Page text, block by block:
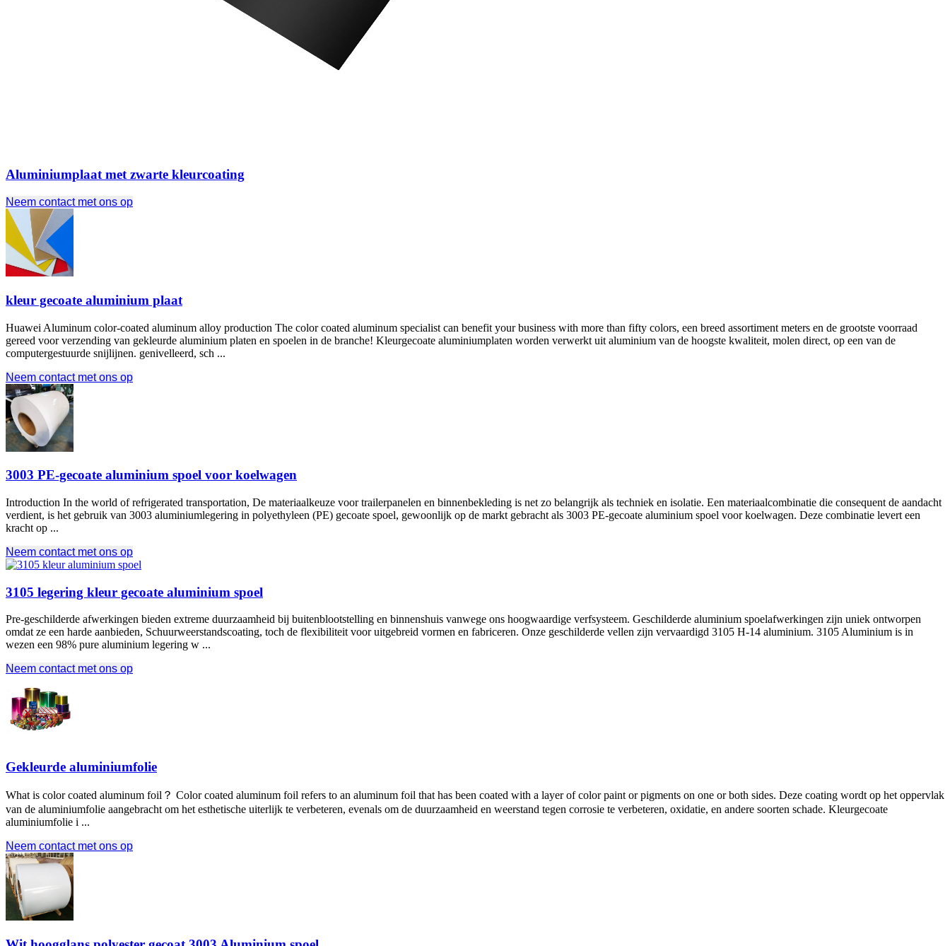
Aluminiumplaat met zwarte kleurcoating
Neem contact met ons op
kleur gecoate aluminium plaat
Huawei Aluminum color-coated aluminum alloy production The color coated aluminum specialist can benefit your business with more than fifty colors, een breed assortiment meters en de grootste voorraad
gereed voor verzending van gekleurde aluminium platen en spoelen in de branche! Kleurgecoate aluminiumplaten worden verwerkt uit aluminium van de hoogste kwaliteit, molen direct, op een van de
computergestuurde snijlijnen. genivelleerd, sch ...
Neem contact met ons op
3003 PE-gecoate aluminium spoel voor koelwagen
Introduction In the world of refrigerated transportation, De materiaalkeuze voor trailerpanelen en binnenbekleding is net zo belangrijk als techniek en isolatie. Een materiaalcombinatie die consequent de aandacht
verdient, is het gebruik van 3003 aluminiumlegering in polyethyleen (PE) gecoate spoel, gewoonlijk op de markt gebracht als 3003 PE-gecoate aluminium spoel voor koelwagen. Deze combinatie levert een
kracht op ...
Neem contact met ons op
3105 legering kleur gecoate aluminium spoel
Pre-geschilderde afwerkingen bieden extreme duurzaamheid bij buitenblootstelling en binnenshuis vanwege ons hoogwaardige verfsysteem. Geschilderde aluminium spoelafwerkingen zijn uniek ontworpen
omdat ze een harde aanbieden, Schuurweerstandscoating, toch de flexibiliteit voor uitgebreid vormen en fabriceren. Onze geschilderde vellen zijn vervaardigd 3105 H-14 aluminium. 3105 Aluminium is in
wezen een 98% pure aluminium legering w ...
Neem contact met ons op
Gekleurde aluminiumfolie
What is color coated aluminum foil？ Color coated aluminum foil refers to an aluminum foil that has been coated with a layer of color paint or pigments on one or both sides. Deze coating wordt op het oppervlak
van de aluminiumfolie aangebracht om het esthetische uiterlijk te verbeteren, evenals om de duurzaamheid en weerstand tegen corrosie te verbeteren, oxidatie, en andere soorten schade. Kleurgecoate
aluminiumfolie i ...
Neem contact met ons op